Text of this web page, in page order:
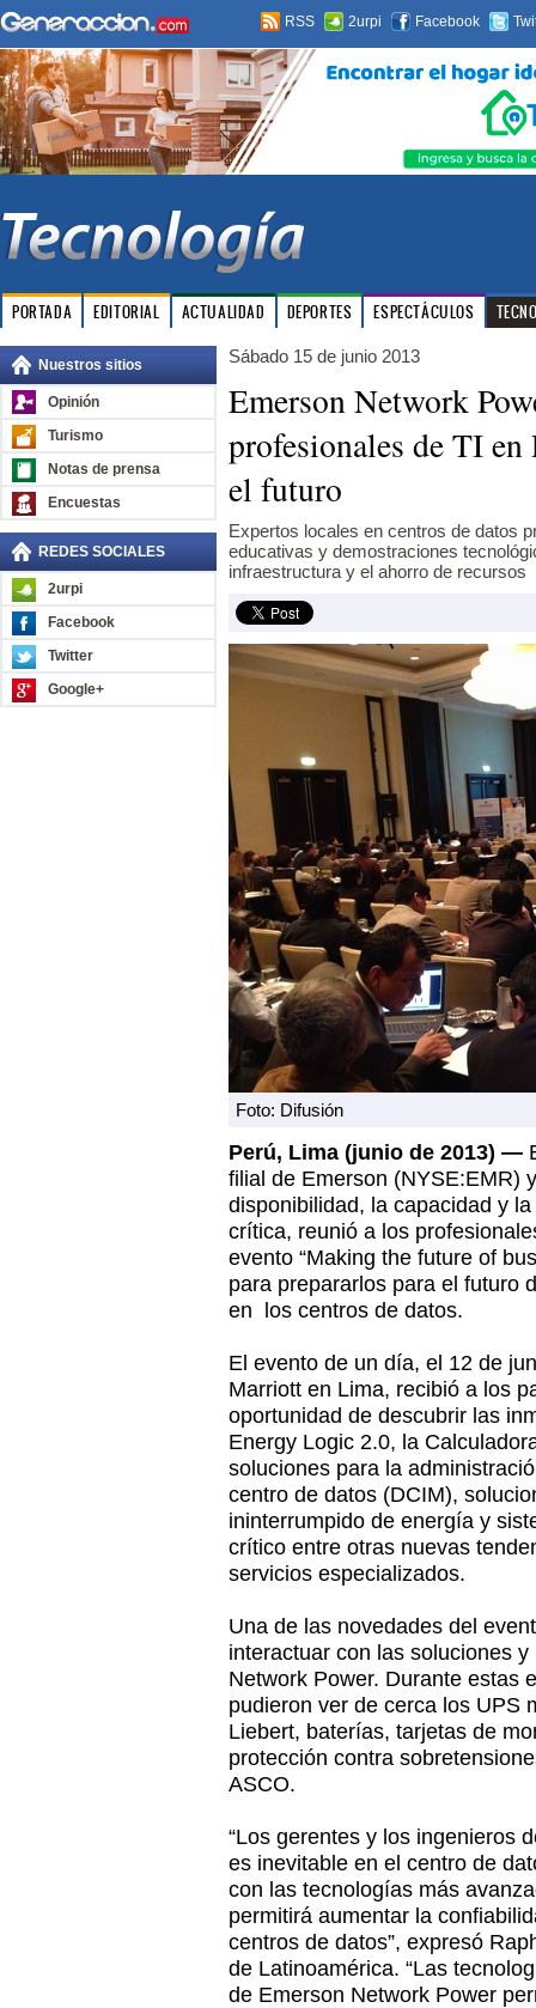
RSS 2urpi Facebook
PORTADA EDITORIAL ACTUALIDAD DEPORTES ESPECTÁCULOS
Nuestros sitios
Opinión
Turismo
Notas de prensa
Encuestas
REDES SOCIALES
2urpi
Facebook
Twitter
Google+
Sábado 15 de junio 2013
Emerson Network
profesionales de TI en
el futuro
Expertos locales en centros de datos
educativas y demostraciones
infraestructura y el ahorro de recursos
Foto: Difusión
Perú, Lima (junio de 2013) —
filial de Emerson (NYSE:EMR)
disponibilidad, la capacidad y
crítica, reunió a los
evento “Making the future of
para prepararlos para el futuro
en los centros de datos.
El evento de un día, el 12 de
Marriott en Lima, recibió a los
oportunidad de descubrir las
Energy Logic 2.0, la
soluciones para la
centro de datos (DCIM),
ininterrumpido de energía y
crítico entre otras nuevas
servicios especializados.
Una de las novedades del
interactuar con las soluciones
Network Power. Durante estas
pudieron ver de cerca los UPS
Liebert, baterías, tarjetas de
protección contra
ASCO.
“Los gerentes y los ingenieros
es inevitable en el centro de
con las tecnologías más
permitirá aumentar la
centros de datos”, expresó
de Latinoamérica. “Las
de Emerson Network Power